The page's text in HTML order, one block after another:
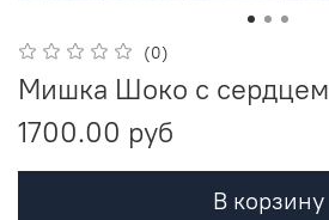
(0)
Мишка Шоко с сердцем
1700.00 руб
В корзину